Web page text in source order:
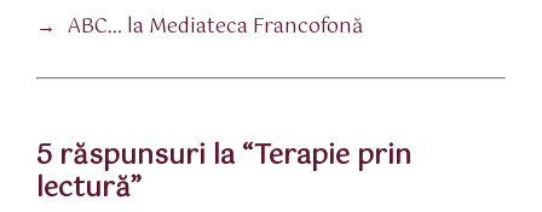
→ ABC… la Mediateca Francofonă
5 răspunsuri la “Terapie prin
lectură”